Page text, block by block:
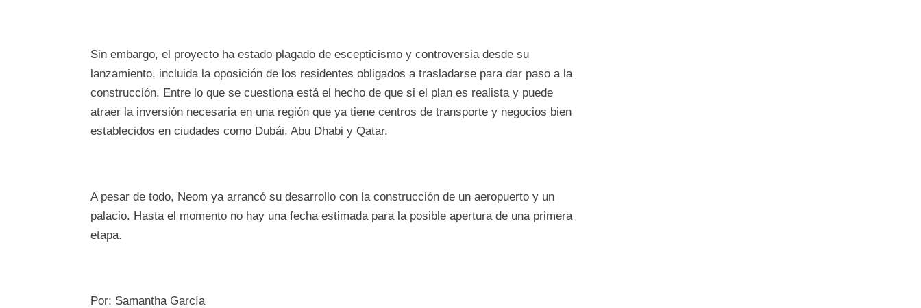
Sin embargo, el proyecto ha estado plagado de escepticismo y controversia desde su
lanzamiento, incluida la oposición de los residentes obligados a trasladarse para dar paso a la
construcción. Entre lo que se cuestiona está el hecho de que si el plan es realista y puede
atraer la inversión necesaria en una región que ya tiene centros de transporte y negocios bien
establecidos en ciudades como Dubái, Abu Dhabi y Qatar.
A pesar de todo, Neom ya arrancó su desarrollo con la construcción de un aeropuerto y un
palacio. Hasta el momento no hay una fecha estimada para la posible apertura de una primera
etapa.
Por: Samantha García